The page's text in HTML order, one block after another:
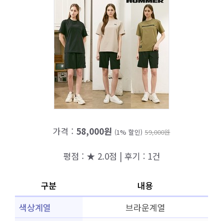
가격 : 58,000원 (1% 할인) 59,000원
평점 : ★ 2.0점 | 후기 : 1건
구분
내용
색상계열
브라운계열